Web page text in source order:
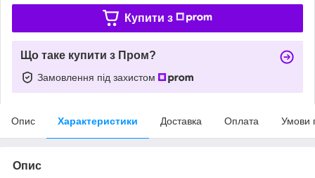
Купити з
Що таке купити з Пром?
Замовлення під захистом
Опис Характеристики Доставка Оплата Умови
Опис